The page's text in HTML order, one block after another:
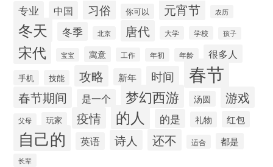
专业 中国 习俗 你可以 元宵节 农历
冬天 冬季 北京 唐代 大学 学校 孩子
宋代 宝宝 寓意 工作 年初 年龄 很多人
手机 技能 攻略 新年 时间 春节
春节期间 是一个 梦幻西游 汤圆 游戏
父母 玩家 疫情 的人 的是 礼物 红包
自己的 英语 诗人 还不 适合 都是
长辈